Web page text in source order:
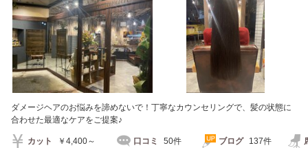
ダメージヘアのお悩みを諦めないで！丁寧なカウンセリングで、髪の状態に
合わせた最適なケアをご提案♪
カット ￥4,400～ 口コミ 50件 ブログ 137件